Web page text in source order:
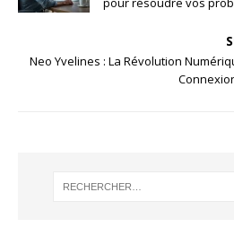
Neo Yvelines : La Révolution